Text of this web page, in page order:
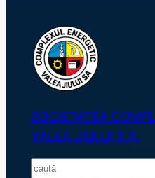
SOCIETATEA
VALEA JIULUI S.A.
S